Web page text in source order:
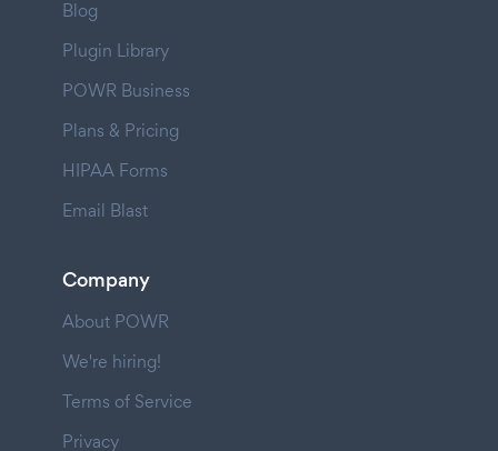
Blog
Plugin Library
POWR Business
Plans & Pricing
HIPAA Forms
Email Blast
Company
About POWR
We're hiring!
Terms of Service
Privacy